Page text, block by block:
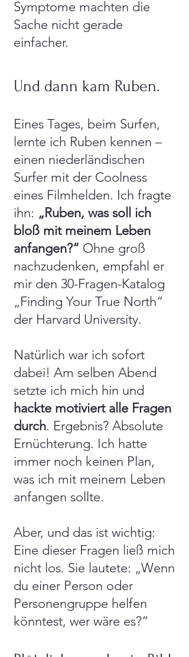
Symptome machten die
Sache nicht gerade
einfacher.
Und dann kam Ruben.
Eines Tages, beim Surfen,
lernte ich Ruben kennen –
einen niederländischen
Surfer mit der Coolness
eines Filmhelden. Ich fragte
ihn: „Ruben, was soll ich
bloß mit meinem Leben
anfangen?“ Ohne groß
nachzudenken, empfahl er
mir den 30-Fragen-Katalog
„Finding Your True North“
der Harvard University.
Natürlich war ich sofort
dabei! Am selben Abend
setzte ich mich hin und
hackte motiviert alle Fragen
durch. Ergebnis? Absolute
Ernüchterung. Ich hatte
immer noch keinen Plan,
was ich mit meinem Leben
anfangen sollte.
Aber, und das ist wichtig:
Eine dieser Fragen ließ mich
nicht los. Sie lautete: „Wenn
du einer Person oder
Personengruppe helfen
könntest, wer wäre es?“